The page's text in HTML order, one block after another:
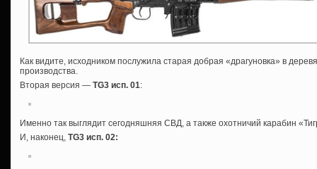
Как видите, исходником послужила старая добрая «драгуновка» в
производства.
Вторая версия — TG3 исп. 01:
Именно так выглядит сегодняшняя СВД, а также охотничий карабин
И, наконец, TG3 исп. 02: